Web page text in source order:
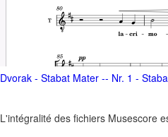
Dvorak - Stabat Mater -- Nr. 1 -
L'intégralité des fichiers Musescore